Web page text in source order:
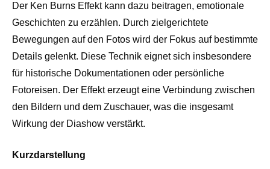
Der Ken Burns Effekt kann dazu beitragen, emotionale
Geschichten zu erzählen. Durch zielgerichtete
Bewegungen auf den Fotos wird der Fokus auf bestimmte
Details gelenkt. Diese Technik eignet sich insbesondere
für historische Dokumentationen oder persönliche
Fotoreisen. Der Effekt erzeugt eine Verbindung zwischen
den Bildern und dem Zuschauer, was die insgesamt
Wirkung der Diashow verstärkt.
Kurzdarstellung